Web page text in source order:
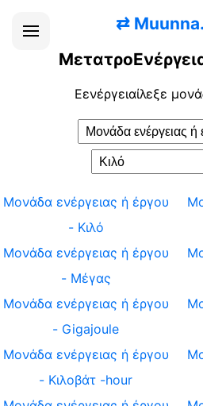
⇄
Εενέργειαίλεξε
Μονάδα ενέργειας ή έργου
- Κιλό
Μονάδα ενέργειας ή έργου
- Μέγας
Μονάδα ενέργειας ή έργου
- Gigajoule
Μονάδα ενέργειας ή έργου
- Κιλοβάτ -hour